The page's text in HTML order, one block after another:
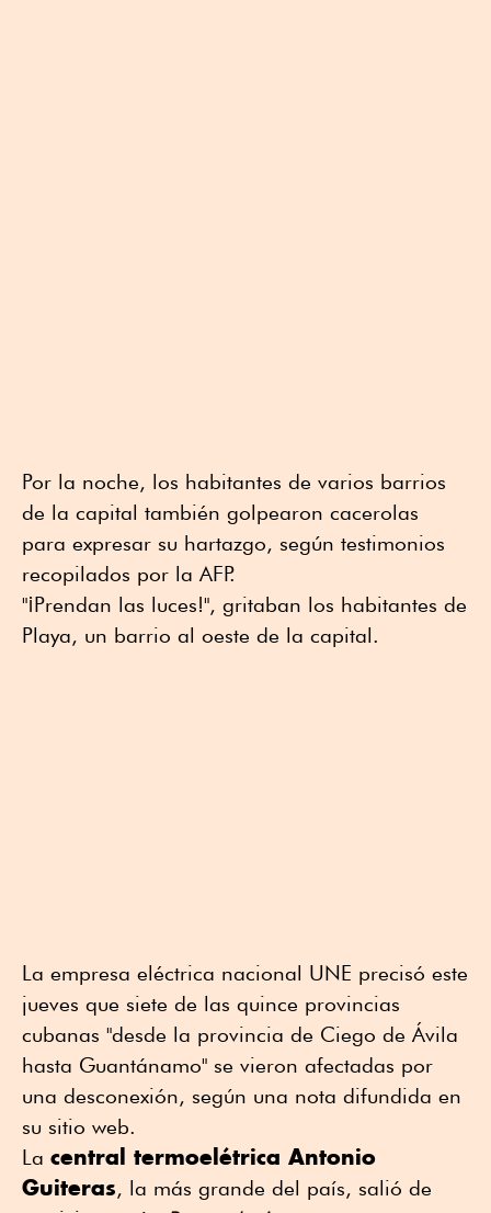
Por la noche, los habitantes de varios barrios
de la capital también golpearon cacerolas
para expresar su hartazgo, según testimonios
recopilados por la AFP.
"¡Prendan las luces!", gritaban los habitantes de
Playa, un barrio al oeste de la capital.
La empresa eléctrica nacional UNE precisó este
jueves que siete de las quince provincias
cubanas "desde la provincia de Ciego de Ávila
hasta Guantánamo" se vieron afectadas por
una desconexión, según una nota difundida en
su sitio web.
La central termoelétrica Antonio
Guiteras, la más grande del país, salió de